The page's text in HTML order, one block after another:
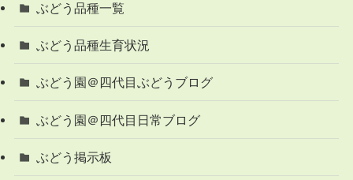
ぶどう品種一覧
ぶどう品種生育状況
ぶどう園＠四代目ぶどうブログ
ぶどう園＠四代目日常ブログ
ぶどう掲示板